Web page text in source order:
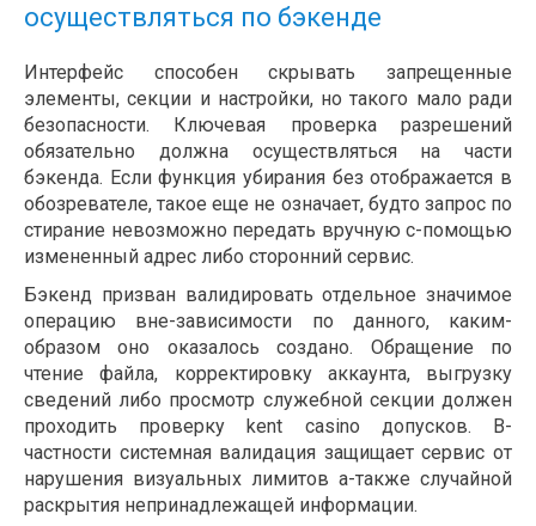
осуществляться по бэкенде
Интерфейс способен скрывать запрещенные
элементы, секции и настройки, но такого мало ради
безопасности. Ключевая проверка разрешений
обязательно должна осуществляться на части
бэкенда. Если функция убирания без отображается в
обозревателе, такое еще не означает, будто запрос по
стирание невозможно передать вручную с-помощью
измененный адрес либо сторонний сервис.
Бэкенд призван валидировать отдельное значимое
операцию вне-зависимости по данного, каким-
образом оно оказалось создано. Обращение по
чтение файла, корректировку аккаунта, выгрузку
сведений либо просмотр служебной секции должен
проходить проверку kent casino допусков. В-
частности системная валидация защищает сервис от
нарушения визуальных лимитов а-также случайной
раскрытия непринадлежащей информации.